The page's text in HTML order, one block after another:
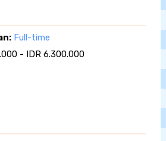
Full-time
- IDR 6.300.000